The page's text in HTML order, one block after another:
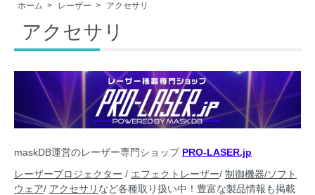
ホーム > レーザー > アクセサリ
アクセサリ
maskDB運営のレーザー専門ショップ PRO-LASER.jp
レーザープロジェクター / エフェクトレーザー/ 制御機器/ソフト
ウェア/ アクセサリ など各種取り扱い中！豊富な製品情報も掲載